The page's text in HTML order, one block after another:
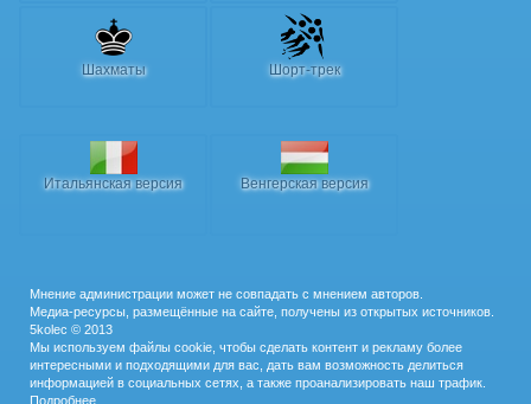
Шахматы Шорт-трек
Итальянская версия Венгерская версия
Мнение администрации может не совпадать с мнением авторов.
Медиа-ресурсы, размещённые на сайте, получены из открытых источников.
5kolec © 2013
Мы используем файлы cookie, чтобы сделать контент и рекламу более
интересными и подходящими для вас, дать вам возможность делиться
информацией в социальных сетях, а также проанализировать наш трафик.
Подробнее…